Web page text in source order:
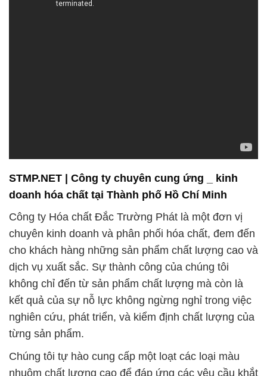
Công ty Hóa chất Đắc Trường Phát là một đơn vị
chuyên kinh doanh và phân phối hóa chất, đem đến
cho khách hàng những sản phẩm chất lượng cao và
dịch vụ xuất sắc. Sự thành công của chúng tôi
không chỉ đến từ sản phẩm chất lượng mà còn là
kết quả của sự nỗ lực không ngừng nghỉ trong việc
nghiên cứu, phát triển, và kiểm định chất lượng của
từng sản phẩm.
Chúng tôi tự hào cung cấp một loạt các loại màu
nhuộm chất lượng cao để đáp ứng các yêu cầu khắt
khe về màu sắc và chất lượng của sản phẩm dệt
nhuộm. Đồng thời, chúng tôi hỗ trợ người nông dân
và ngành nông nghiệp với các sản phẩm hóa chất
cần thiết như phân bón, thuốc trừ sâu, và các giải